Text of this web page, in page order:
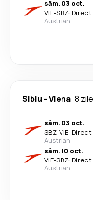
sâm. 03 oct.
VIE-SBZ· Direct
Austrian
Sibiu -Viena 8 zile
sâm. 03 oct.
SBZ-VIE· Direct
Austrian
sâm. 10 oct.
VIE-SBZ· Direct
Austrian